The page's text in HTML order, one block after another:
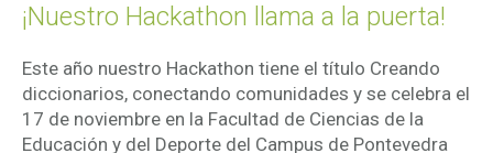
¡Nuestro Hackathon llama a la puerta!
Este año nuestro Hackathon tiene el título Creando
diccionarios, conectando comunidades y se celebra el
17 de noviembre en la Facultad de Ciencias de la
Educación y del Deporte del Campus de Pontevedra